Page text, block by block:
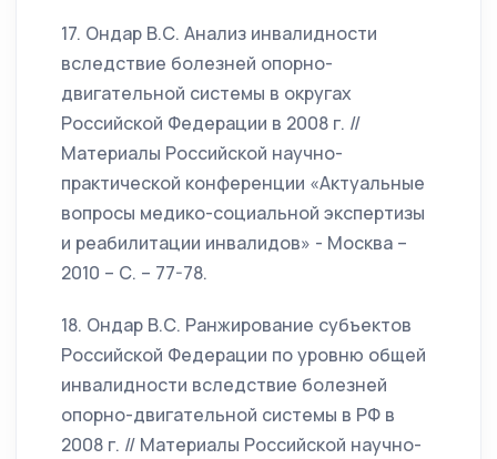
17. Ондар В.С. Анализ инвалидности
вследствие болезней опорно-
двигательной системы в округах
Российской Федерации в 2008 г. //
Материалы Российской научно-
практической конференции «Актуальные
вопросы медико-социальной экспертизы
и реабилитации инвалидов» - Москва –
2010 – С. – 77-78.
18. Ондар В.С. Ранжирование субъектов
Российской Федерации по уровню общей
инвалидности вследствие болезней
опорно-двигательной системы в РФ в
2008 г. // Материалы Российской научно-